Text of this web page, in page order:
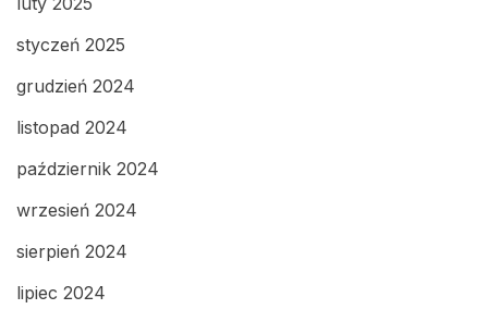
styczeń 2025
grudzień 2024
listopad 2024
październik 2024
wrzesień 2024
sierpień 2024
lipiec 2024